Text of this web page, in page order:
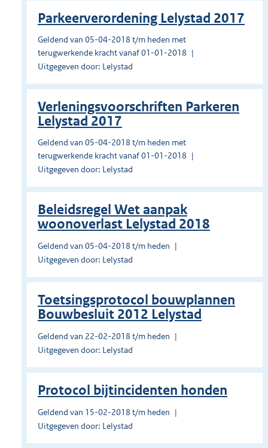
Parkeerverordening Lelystad 2017
Geldend van 05-04-2018 t/m heden met
terugwerkende kracht vanaf 01-01-2018
Uitgegeven door: Lelystad
Verleningsvoorschriften Parkeren
Lelystad 2017
Geldend van 05-04-2018 t/m heden met
terugwerkende kracht vanaf 01-01-2018
Uitgegeven door: Lelystad
Beleidsregel Wet aanpak
woonoverlast Lelystad 2018
Geldend van 05-04-2018 t/m heden
Uitgegeven door: Lelystad
Toetsingsprotocol bouwplannen
Bouwbesluit 2012 Lelystad
Geldend van 22-02-2018 t/m heden
Uitgegeven door: Lelystad
Protocol bijtincidenten honden
Geldend van 15-02-2018 t/m heden
Uitgegeven door: Lelystad